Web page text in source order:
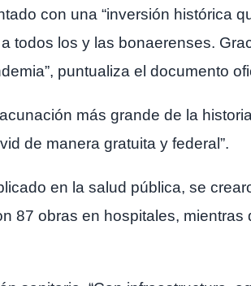
con una “inversión histórica
todos los y las bonaerenses.
puntualiza el documento
más grande de la
de manera gratuita y federal”.
en la salud pública, se
87 obras en hospitales, mientras